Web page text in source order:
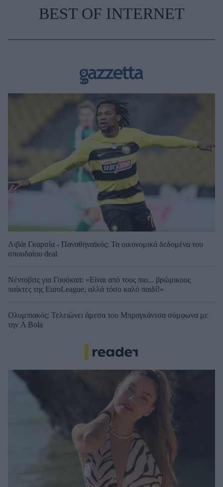
BEST OF INTERNET
Λιβάι Γκαρσία - Παναθηναϊκός: Τα οικονομικά δεδομένα του
σπουδαίου deal
Νέντοβιτς για Γουόκαπ: «Είναι από τους πιο... βρώμικους
παίκτες της EuroLeague, αλλά τόσο καλό παιδί!»
Ολυμπιακός: Τελειώνει άμεσα του Μπραγκάντσα σύμφωνα με
την A Bola